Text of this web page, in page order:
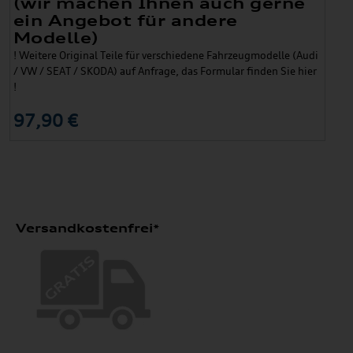
ein Angebot für andere
Modelle)
! Weitere Original Teile für verschiedene Fahrzeugmodelle (Audi
/ VW / SEAT / SKODA) auf Anfrage, das Formular finden Sie hier
!
97,90 €
Versandkostenfrei*